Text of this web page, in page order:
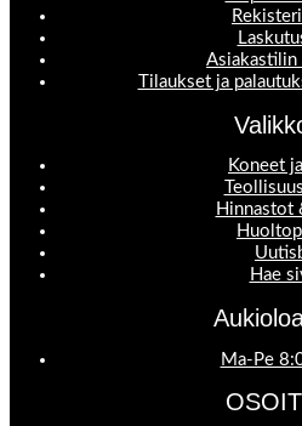
Asiakastilin
Tilaukset ja
Koneet
Hinnastot
Hae
Ma-Pe